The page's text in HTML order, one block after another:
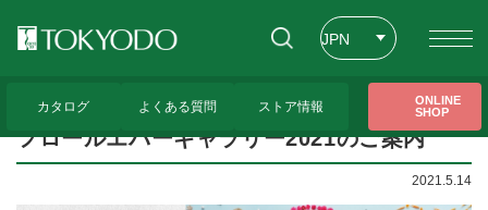
JPN
カタログ よくある質問 ストア情報
ONLINE
SHOP
フロールエバーギャラリー2021のご案内
フロールエバーギャラリー2021のご案内
2021.5.14